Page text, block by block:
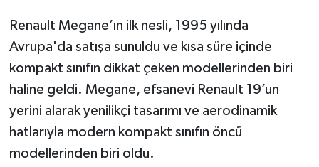
Renault Megane’ın ilk nesli, 1995 yılında
Avrupa'da satışa sunuldu ve kısa süre içinde
kompakt sınıfın dikkat çeken modellerinden biri
haline geldi. Megane, efsanevi Renault 19’un
yerini alarak yenilikçi tasarımı ve aerodinamik
hatlarıyla modern kompakt sınıfın öncü
modellerinden biri oldu.